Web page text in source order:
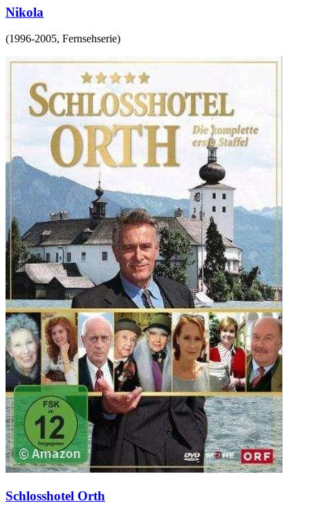
Nikola
(1996-2005, Fernsehserie)
Schlosshotel Orth